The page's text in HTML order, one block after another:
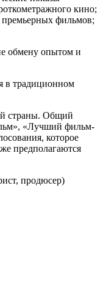
кино;
премьерных фильмов;
обмену опытом и
в традиционном
страны. Общий
«Лучший фильм-
которое
предполагаются
продюсер)